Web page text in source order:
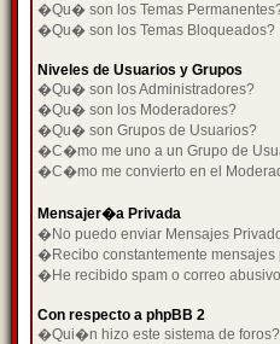
�Qu� son los Temas
�Qu� son los Temas Bloqueados?
Niveles de Usuarios y Grupos
�Qu� son los Administradores?
�Qu� son los Moderadores?
�Qu� son Grupos de Usuarios?
�C�mo me uno a un Grupo de
�C�mo me convierto en el
Mensajer�a Privada
�No puedo enviar Mensajes
�Recibo constantemente mensajes
�He recibido spam o correo
Con respecto a phpBB 2
�Qui�n hizo este sistema de foros?